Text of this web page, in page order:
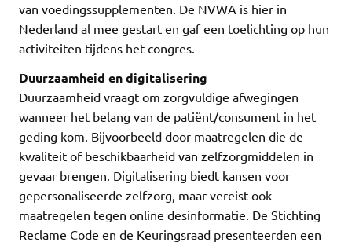
van voedingssupplementen. De NVWA is hier in
Nederland al mee gestart en gaf een toelichting op hun
activiteiten tijdens het congres.
Duurzaamheid en digitalisering
Duurzaamheid vraagt om zorgvuldige afwegingen
wanneer het belang van de patiënt/consument in het
geding kom. Bijvoorbeeld door maatregelen die de
kwaliteit of beschikbaarheid van zelfzorgmiddelen in
gevaar brengen. Digitalisering biedt kansen voor
gepersonaliseerde zelfzorg, maar vereist ook
maatregelen tegen online desinformatie. De Stichting
Reclame Code en de Keuringsraad presenteerden een